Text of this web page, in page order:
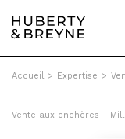
Accueil > Expertise >
Vente aux enchères -